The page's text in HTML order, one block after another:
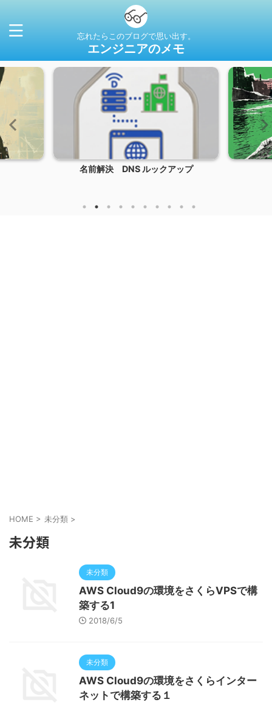
忘れたらこのブログで思い出す。
エンジニアのメモ
名前解決 DNS ルックアップ
HOME > 未分類 >
未分類
未分類
AWS Cloud9の環境をさくらVPSで構
築する1
2018/6/5
未分類
AWS Cloud9の環境をさくらインター
ネットで構築する１